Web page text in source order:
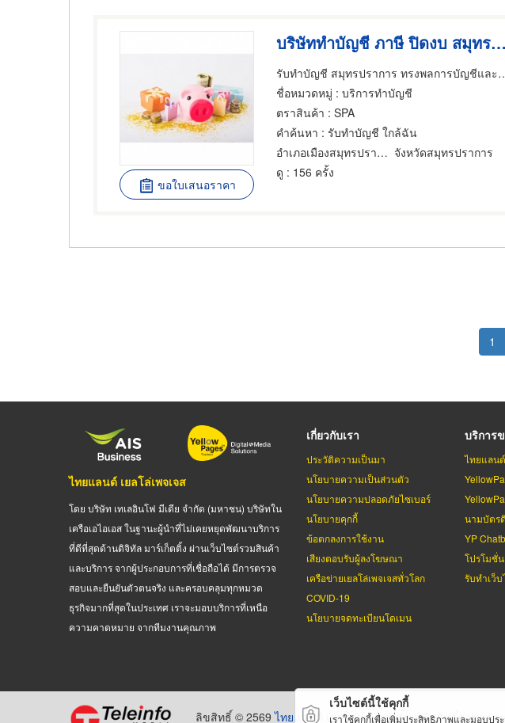
ขอใบเสนอราคา
บริษัททำบัญชี ภาษี ปิดงบ สมุทรปราการ
รับทำบัญชี สมุทรปรา
ชื่อหมวดหมู่ : บริการทำบัญชี
ตราสินค้า : SPA
คำค้นหา : รับทําบัญชี ใกล้ฉัน
อำเภอเมืองสมุทรปราการ จังหวัดสมุทรปราการ
ดู : 156 ครั้ง
1
ไทยแลนด์ เยลโล่เพจเจส
โดย บริษัท เทเลอินโฟ มีเดีย จำกัด (มหาชน) บริษัทใน
เครือเอไอเอส ในฐานะผู้นำที่ไม่เคยหยุดพัฒนาบริการ
ที่ดีที่สุดด้านดิจิทัล มาร์เก็ตติ้ง ผ่านเว็บไซต์รวมสินค้า
และบริการ จากผู้ประกอบการที่เชื่อถือได้ มีการตรวจ
สอบและยืนยันตัวตนจริง และครอบคลุมทุกหมวด
ธุรกิจมากที่สุดในประเทศ เราจะมอบบริการที่เหนือ
ความคาดหมาย จากทีมงานคุณภาพ
เกี่ยวกับเรา
ประวัติความเป็นมา
นโยบายความเป็นส่วนตัว
นโยบายความปลอดภัยไซเบอร์
นโยบายคุกกี้
ข้อตกลงการใช้งาน
เสียงตอบรับผู้ลงโฆษณา
เครือข่ายเยลโล่เพจเจสทั่วโลก
COVID-19
นโยบายจดทะเบียนโดเมน
บริการข
ไทยแลนด์
นามบัตร
YP
โปรโมชั่น
รับทำเว็
ลิขสิทธิ์ © 2569ไทยแลนด์ เยลโล่เพจเจสสงวนลิขสิทธิ์ตามกฏห
เว็บไซต์นี้ใช้คุกกี้
เราใช้คุกกี้เพื่อเพิ่มประสิทธิภาพและมอบป